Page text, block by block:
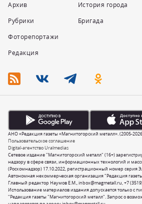
Архив
Рубрики
Фоторепортажи
Редакция
История города
Бригада
Сетевое издание "Магнитогорский металл" (16+)
надзору в сфере связи, информационных технологий и
(Роскомнадзор) 17.10.2022, регистрационный номер серия
Автономная некоммерческая организация "Редакция
Главный редактор Наумов Е.М.,inbox@magmetall.ru,+7
Использование материалов издания допускается только с
"Редакция газеты "Магнитогорский металл". Запрос о
Пользовательское соглашение
Digital-агентство Uralmedias
АНО «Редакция газеты «Магнитогорский металл». (2005-